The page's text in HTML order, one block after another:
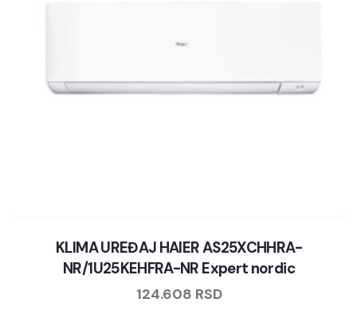
KLIMA UREĐAJ HAIER AS25XCHHRA-
NR/1U25KEHFRA-NR Expert nordic
124.608 RSD